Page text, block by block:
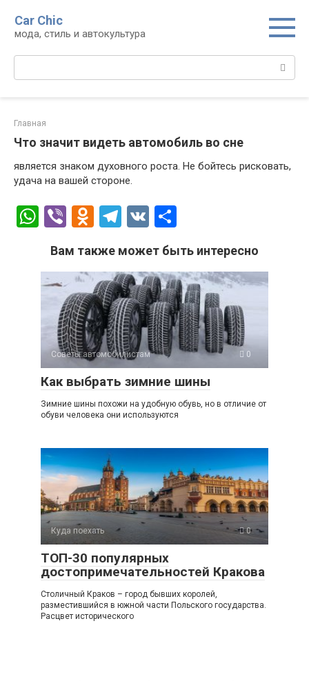
контенту
Car Chic
мода, стиль и автокультура
Поиск:
Главная
Что значит видеть автомобиль во сне
является знаком духовного роста. Не бойтесь рисковать,
удача на вашей стороне.
W
at
s
p
p
Vi
er
O
n
o
kl
a
ss
ni
ki
T
e
gr
a
m
V
п
р
а
в
и
ть
Вам также может быть интересно
Советы автомобилистам 0
Как выбрать зимние шины
Зимние шины похожи на удобную обувь, но в отличие от
обуви человека они используются
Куда поехать 0
ТОП-30 популярных
достопримечательностей Кракова
Столичный Краков – город бывших королей,
разместившийся в южной части Польского государства.
Расцвет исторического